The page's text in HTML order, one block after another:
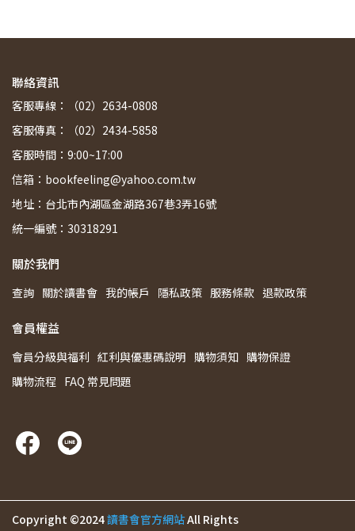
聯絡資訊
客服專線：（02）2634-0808
客服傳真：（02）2434-5858
客服時間：9:00~17:00
信箱：bookfeeling@yahoo.com.tw
地址：台北市內湖區金湖路367巷3弄16號
統一編號：30318291
關於我們
查詢 關於讀書會 我的帳戶 隱私政策 服務條款 退款政策
會員權益
會員分級與福利 紅利與優惠碼說明 購物須知 購物保證
購物流程 FAQ 常見問題
Copyright ©2024讀書會官方網站All Rights